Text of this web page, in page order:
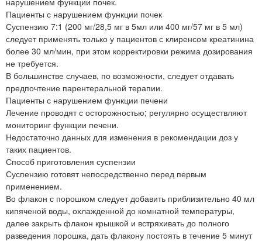
Пациенты с нарушением функции почек
Суспензию 7:1 (200 мг/28,5 мг в 5мл или 400 мг/57 мг в 5 мл)
следует применять только у пациентов с клиренсом креатинина
более 30 мл/мин, при этом корректировки режима дозирования
не требуется.
В большинстве случаев, по возможности, следует отдавать
предпочтение парентеральной терапии.
Пациенты с нарушением функции печени
Лечение проводят с осторожностью; регулярно осуществляют
мониторинг функции печени.
Недостаточно данных для изменения в рекомендации доз у
таких пациентов.
Способ приготовления суспензии
Суспензию готовят непосредственно перед первым
применением.
Во флакон с порошком следует добавить приблизительно 40 мл
кипяченой воды, охлажденной до комнатной температуры,
далее закрыть флакон крышкой и встряхивать до полного
разведения порошка, дать флакону постоять в течение 5 минут